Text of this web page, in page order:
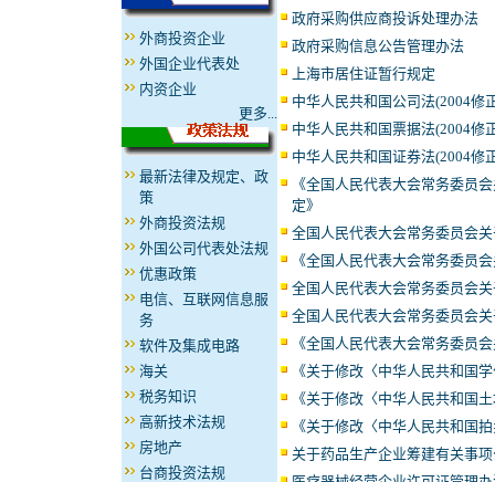
外商投资企业
外国企业代表处
内资企业
更多...
最新法律及规定、政
策
外商投资法规
外国公司代表处法规
优惠政策
电信、互联网信息服
务
软件及集成电路
海关
税务知识
高新技术法规
房地产
台商投资法规
政府采购供应商投诉处理办法
政府采购信息公告管理办法
上海市居住证暂行规定
中华人民共和国公司法(2004修
中华人民共和国票据法(2004修
中华人民共和国证券法(2004修
《全国人民代表大会常务委员
定》
全国人民代表大会常务委员会
《全国人民代表大会常务委员
全国人民代表大会常务委员会
全国人民代表大会常务委员会
《全国人民代表大会常务委员
《关于修改〈中华人民共和国
《关于修改〈中华人民共和国
《关于修改〈中华人民共和国
关于药品生产企业筹建有关事